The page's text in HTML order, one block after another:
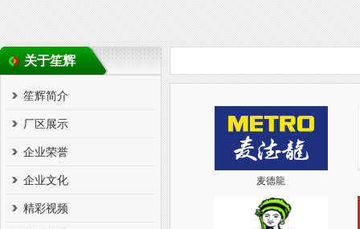
关于笙辉
笙辉简介
厂区展示
企业荣誉
企业文化
精彩视频
麦德龍